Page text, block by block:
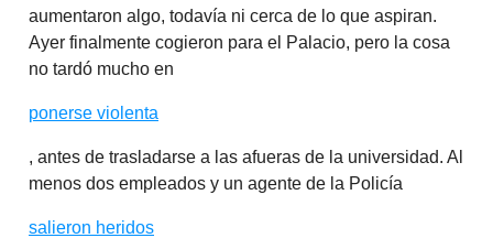
aumentaron algo, todavía ni cerca de lo que aspiran.
Ayer finalmente cogieron para el Palacio, pero la cosa
no tardó mucho en
ponerse violenta
, antes de trasladarse a las afueras de la universidad. Al
menos dos empleados y un agente de la Policía
salieron heridos